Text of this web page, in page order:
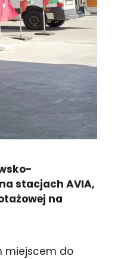
stacjach AVIA,
na
miejscem do